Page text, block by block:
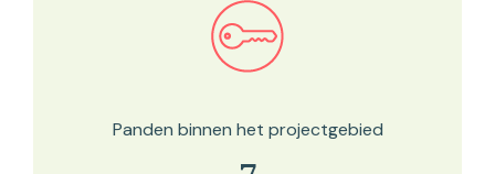
Bekijk in onze kaartviewer
Panden binnen het projectgebied